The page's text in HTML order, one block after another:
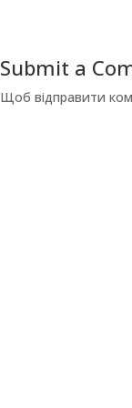
Submit a
Щоб відправити